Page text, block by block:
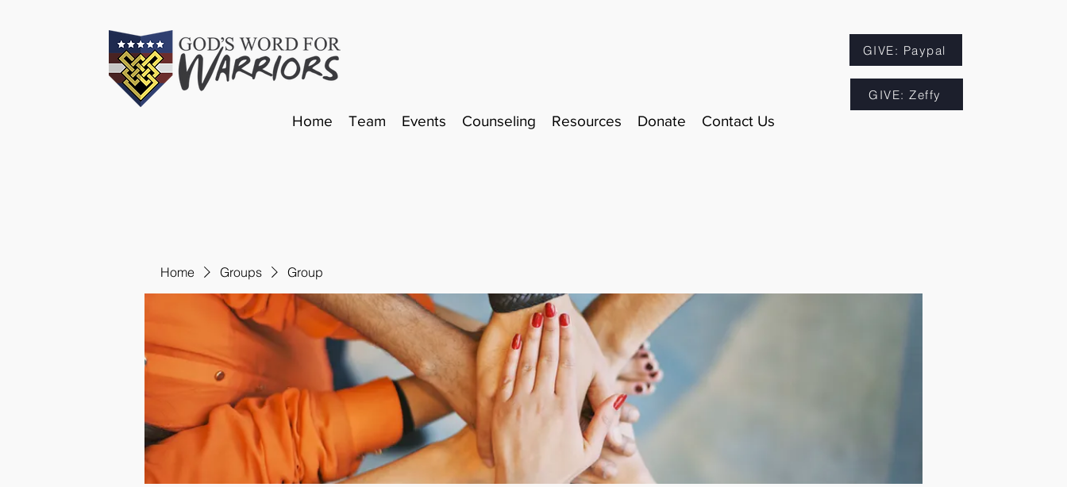
GIVE: Paypal
GIVE: Zeffy
Home Team Events Counseling Resources Donate Contact Us
Home Groups Group